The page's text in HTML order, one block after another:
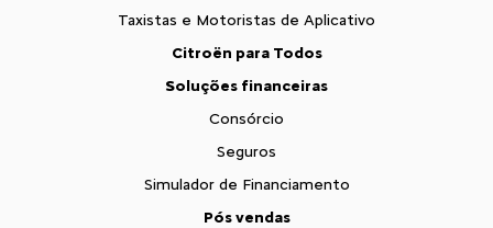
Taxistas e Motoristas de Aplicativo
Citroën para Todos
Soluções financeiras
Consórcio
Seguros
Simulador de Financiamento
Pós vendas